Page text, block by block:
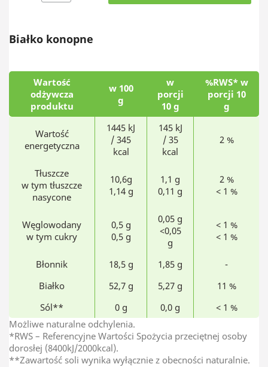
Białko konopne
Wartość
odżywcza
produktu
w 100
g
w
porcji
10 g
%RWS* w
porcji 10
g
Wartość
energetyczna
1445 kJ
/ 345
kcal
145 kJ
/ 35
kcal
2 %
Tłuszcze
w tym tłuszcze
nasycone
10,6g
1,14 g
1,1 g
0,11 g
2 %
< 1 %
Węglowodany
w tym cukry
0,5 g
0,5 g
0,05 g
<0,05
g
< 1 %
< 1 %
Błonnik 18,5 g 1,85 g
-
Białko
52,7 g 5,27 g
11 %
Sól**
0 g 0,0 g
< 1 %
Możliwe naturalne odchylenia.
*RWS – Referencyjne Wartości Spożycia przeciętnej osoby
dorosłej (8400kJ/2000kcal).
**Zawartość soli wynika wyłącznie z obecności naturalnie.